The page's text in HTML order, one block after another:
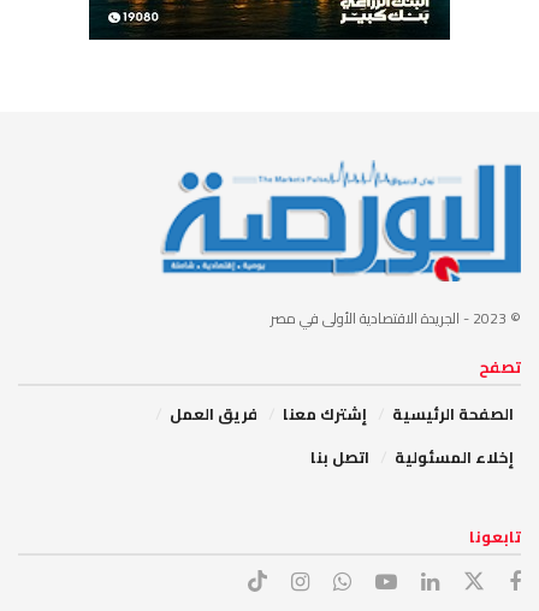
© 2023 - الجريدة الاقتصادية الأولى في مصر
تصفح
الصفحة الرئيسية
إشترك معنا
فريق العمل
إخلاء المسئولية
اتصل بنا
تابعونا